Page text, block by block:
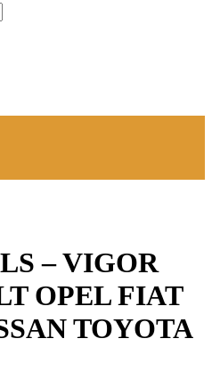
– VIGOR
OPEL FIAT
TOYOTA